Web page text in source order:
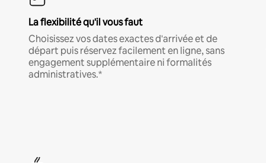
La flexibilité qu'il vous faut
Choisissez vos dates exactes d'arrivée et de
départ puis réservez facilement en ligne, sans
engagement supplémentaire ni formalités
administratives.*